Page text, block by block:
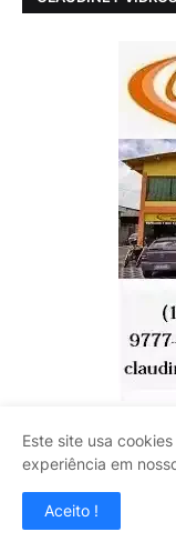
CENTRO
Este site usa
experiência em
Aceito !